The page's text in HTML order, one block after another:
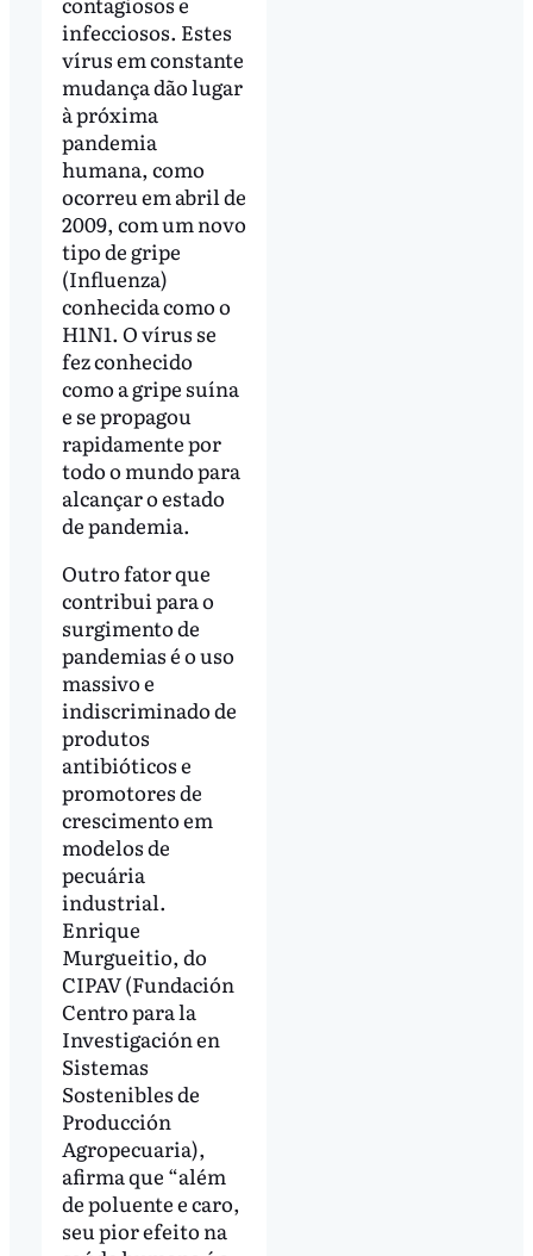
infecciosos. Estes
vírus em constante
mudança dão lugar
à próxima
pandemia
humana, como
ocorreu em abril de
2009, com um novo
tipo de gripe
(Influenza)
conhecida como o
H1N1. O vírus se
fez conhecido
como a gripe suína
e se propagou
rapidamente por
todo o mundo para
alcançar o estado
de pandemia.
Outro fator que
contribui para o
surgimento de
pandemias é o uso
massivo e
indiscriminado de
produtos
antibióticos e
promotores de
crescimento em
modelos de
pecuária
industrial.
Enrique
Murgueitio, do
CIPAV (Fundación
Centro para la
Investigación en
Sistemas
Sostenibles de
Producción
Agropecuaria),
afirma que “além
de poluente e caro,
seu pior efeito na